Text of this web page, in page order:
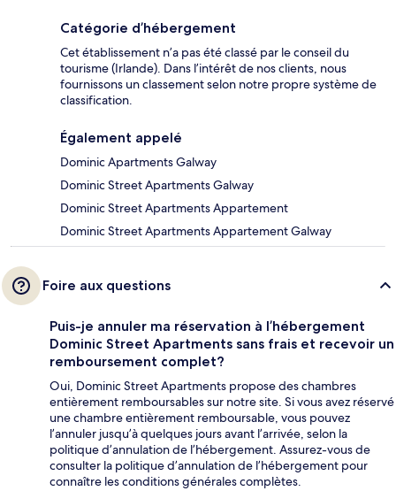
Catégorie d’hébergement
Cet établissement n’a pas été classé par le conseil du
tourisme (Irlande). Dans l’intérêt de nos clients, nous
fournissons un classement selon notre propre système de
classification.
Également appelé
Dominic Apartments Galway
Dominic Street Apartments Galway
Dominic Street Apartments Appartement
Dominic Street Apartments Appartement Galway
Foire aux questions
Puis-je annuler ma réservation à l’hébergement
Dominic Street Apartments sans frais et recevoir un
remboursement complet?
Oui, Dominic Street Apartments propose des chambres
entièrement remboursables sur notre site. Si vous avez réservé
une chambre entièrement remboursable, vous pouvez
l’annuler jusqu’à quelques jours avant l’arrivée, selon la
politique d’annulation de l’hébergement. Assurez-vous de
consulter la politique d’annulation de l’hébergement pour
connaître les conditions générales complètes.